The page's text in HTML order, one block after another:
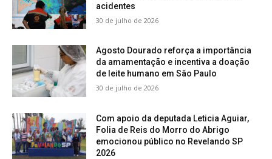
acidentes
30 de julho de 2026
Agosto Dourado reforça a importância
da amamentação e incentiva a doação
de leite humano em São Paulo
30 de julho de 2026
Com apoio da deputada Leticia Aguiar,
Folia de Reis do Morro do Abrigo
emocionou público no Revelando SP
2026